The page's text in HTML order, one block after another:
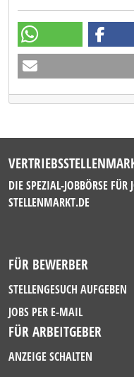
DIE SPEZIAL-JOBBÖRSE
STELLENMARKT.DE
FÜR BEWERBER
STELLENGESUCH AUFGEBEN
JOBS PER E-MAIL
FÜR ARBEITGEBER
ANZEIGE SCHALTEN